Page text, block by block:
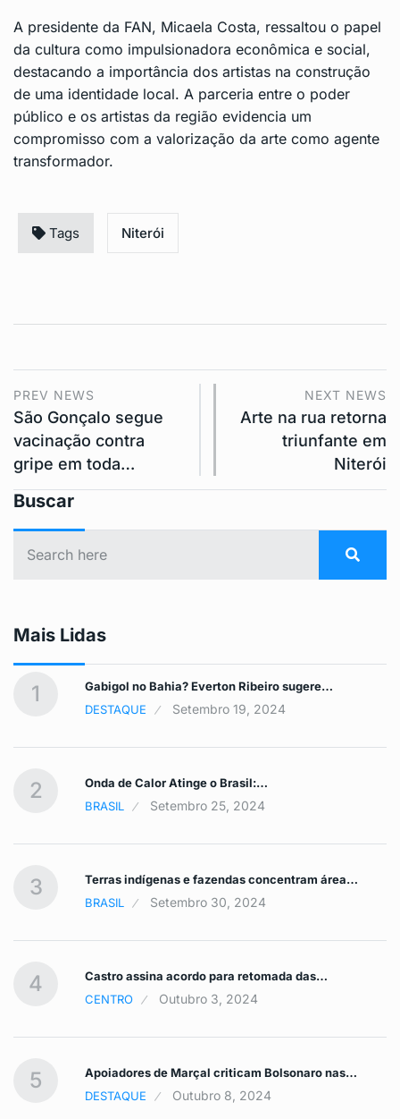
A presidente da FAN, Micaela Costa, ressaltou o papel
da cultura como impulsionadora econômica e social,
destacando a importância dos artistas na construção
de uma identidade local. A parceria entre o poder
público e os artistas da região evidencia um
compromisso com a valorização da arte como agente
transformador.
Tags Niterói
PREV NEWS
São Gonçalo segue
vacinação contra
gripe em toda…
NEXT NEWS
Arte na rua retorna
triunfante em
Niterói
Buscar
Mais Lidas
1
Gabigol no Bahia? Everton Ribeiro sugere…
DESTAQUE
Setembro 19, 2024
2
Onda de Calor Atinge o Brasil:…
BRASIL
Setembro 25, 2024
3
Terras indígenas e fazendas concentram área…
BRASIL
Setembro 30, 2024
4
Castro assina acordo para retomada das…
CENTRO
Outubro 3, 2024
5
Apoiadores de Marçal criticam Bolsonaro nas…
DESTAQUE
Outubro 8, 2024